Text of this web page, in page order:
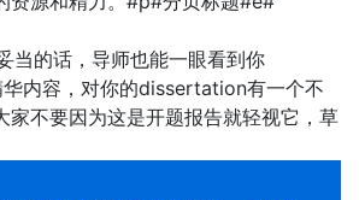
当的话，导师也能一眼看到你
内容，对你的dissertation有一个不
家不要因为这是开题报告就轻视它，草